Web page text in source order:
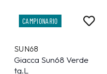
CAMPIONARIO
SUN68
Giacca Sun68 Verde
tg.L